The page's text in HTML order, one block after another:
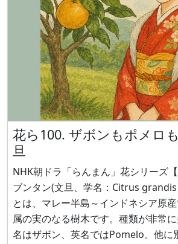
花ら100. ザボンもポメロ
旦
NHK朝ドラ「らんまん」花シリーズ【
ブンタン(文旦、学名：Citrus
とは、マレー半島～インドネシア原
属の実のなる樹木です。種類が非常
名はザボン、英名ではPomelo。他に